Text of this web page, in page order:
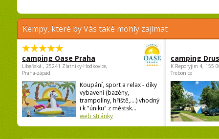
Kempy, které by Vás také mohly zajímat
camping Oase Praha
Libeňská , 25241 Zlatníky-Hodkovice,
Praha-západ
Koupání, sport a relax - díky
vybavení (bazény,
trampolíny, hřiště,....) vhodný
i k "úniku" z městsk...
web stránky
camping
K Reporyjim 4, 155
Trebonice